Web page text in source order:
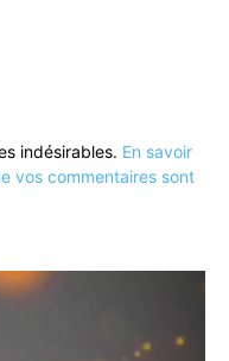
indésirables. En savoir
vos commentaires sont